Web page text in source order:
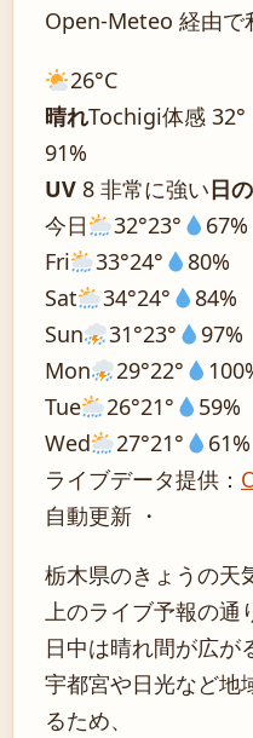
Open-Meteo 経由で
26°C
晴れTochigi体感
91%
UV 8 非常に強い日
今日
32°23°
67%
Fri
33°24°
80%
Sat
34°24°
84%
Sun
31°23°
97%
Mon
29°22°
Tue
26°21°
59%
Wed
27°21°
61%
ライブデータ提供：
自動更新 ・
栃木県のきょうの天
上のライブ予報の通
日中は晴れ間が広が
宇都宮や日光など地
るため、